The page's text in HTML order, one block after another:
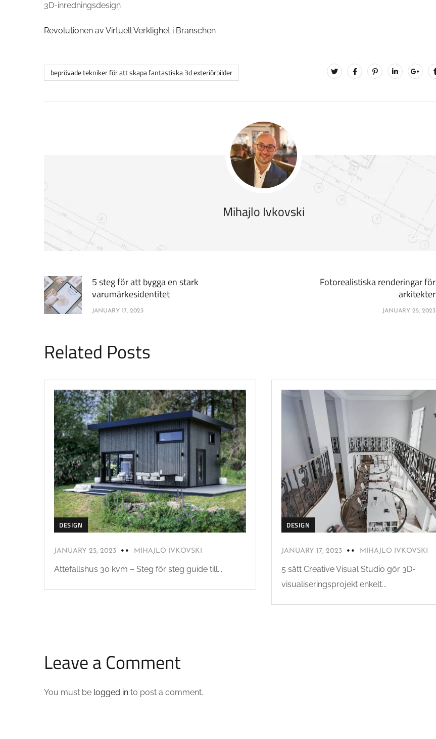
3D-inredningsdesign
Revolutionen av Virtuell Verklighet i Branschen
beprövade tekniker för att skapa fantastiska 3d exteriörbilder
Mihajlo Ivkovski
5 steg för att bygga en stark
varumärkesidentitet
JANUARY 17, 2023
Fotorealistiska renderingar för
arkitekter
JANUARY 25, 2023
Related Posts
DESIGN
JANUARY 25, 2023 MIHAJLO IVKOVSKI
Attefallshus 30 kvm – Steg för steg guide till...
DESIGN
JANUARY 17, 2023 MIHAJLO IVKOVSKI
5 sätt Creative Visual Studio gör 3D-
visualiseringsprojekt enkelt...
Leave a Comment
You must be logged in to post a comment.